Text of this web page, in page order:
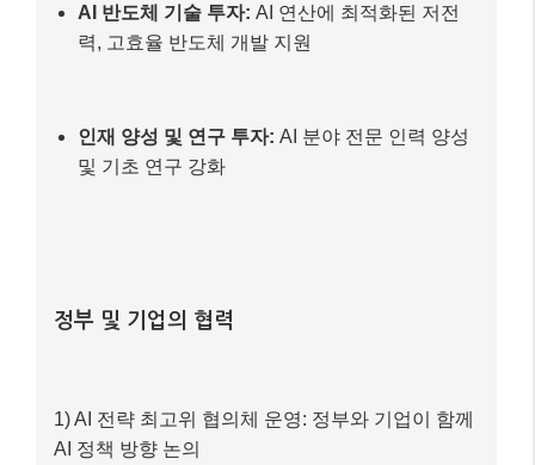
AI 반도체 기술 투자: AI 연산에 최적화된 저전
력, 고효율 반도체 개발 지원
인재 양성 및 연구 투자: AI 분야 전문 인력 양성
및 기초 연구 강화
정부 및 기업의 협력
1) AI 전략 최고위 협의체 운영: 정부와 기업이 함께
AI 정책 방향 논의